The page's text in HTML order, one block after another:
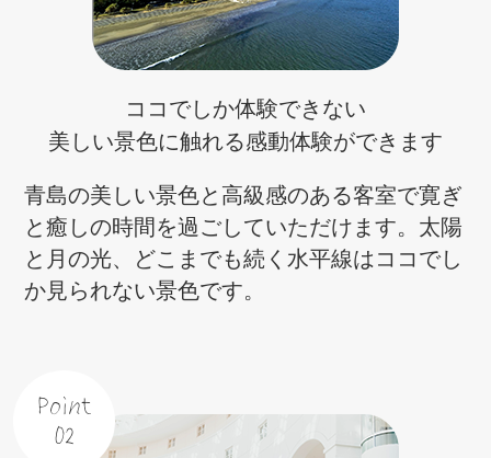
ココでしか体験できない
美しい景色に触れる感動体験ができます
青島の美しい景色と高級感のある客室で寛ぎ
と癒しの時間を過ごしていただけます。 太陽
と月の光、どこまでも続く水平線はココでし
か見られない景色です。
Point
02